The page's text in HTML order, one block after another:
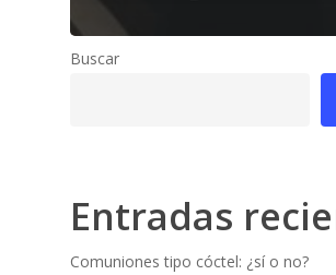
Buscar
Entradas
Comuniones tipo cóctel: ¿sí o no?